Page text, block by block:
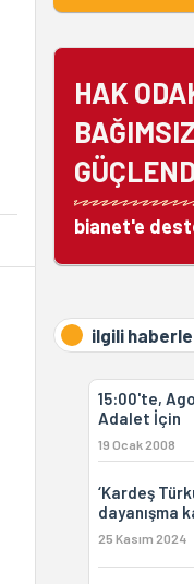
HAK
bianet'e
ilgili
15:00'te,
Adalet İçin
19 Ocak 2008
‘Kardeş
dayanışma
25 Kasım 2024